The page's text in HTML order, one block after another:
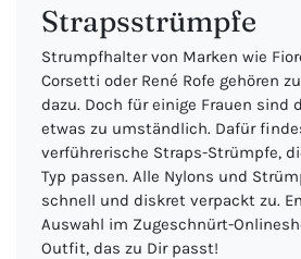
Strapsstrümpfe
Strumpfhalter von Marken wie
Corsetti oder René Rofe gehören
dazu. Doch für einige Frauen sind
etwas zu umständlich. Dafür
verführerische Straps-Strümpfe,
Typ passen. Alle Nylons und
schnell und diskret verpackt zu.
Auswahl im Zugeschnürt-
Outfit, das zu Dir passt!